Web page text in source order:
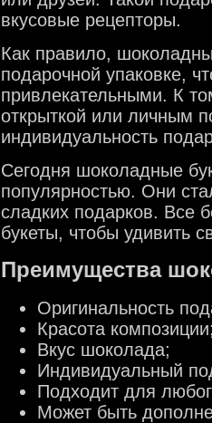
вкусовые рецепторы.
Как правило,
подарочной упаковке,
привлекательными. К
открыткой или личным
индивидуальность
Сегодня шоколадные
популярностью. Они
сладких подарков. Все
букеты, чтобы удивить
Преимущества
Оригинальность
Красота
Вкус шоколада;
Индивидуальный
Подходит для
Может быть